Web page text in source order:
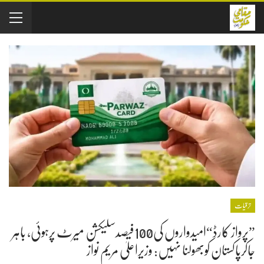
ترقیات
”پرواز کارڈ“امیدواروں کی100فیصدسلیکشن میرٹ پرہوئی، باہر
جاکرپاکستان کوبھولنا نہیں: وزیراعلیٰ مریم نواز